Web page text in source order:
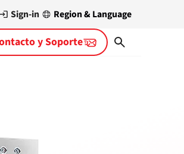
Sign-in Region & Language
y Soporte